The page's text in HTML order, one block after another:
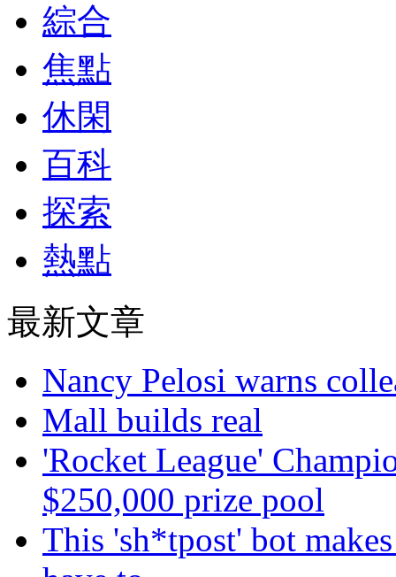
綜合
焦點
休閑
百科
探索
熱點
最新文章
Nancy Pelosi warns
Mall builds real
'Rocket League'
$250,000 prize pool
This 'sh*tpost' bot